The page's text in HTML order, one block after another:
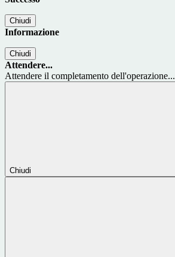
Chiudi
Informazione
Chiudi
Attendere...
Attendere il completamento dell'operazione...
Chiudi